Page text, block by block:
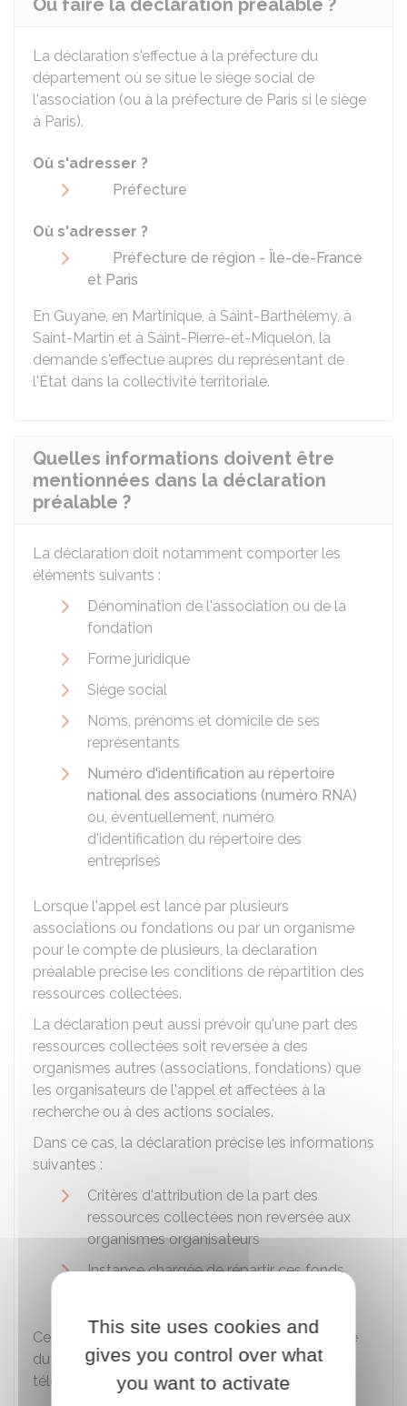
Où faire la déclaration préalable ?
La déclaration s'effectue à la préfecture du
département où se situe le siège social de
l'association (ou à la préfecture de Paris si le siège
à Paris).
Où s'adresser ?
Préfecture
Où s'adresser ?
Préfecture de région - Île-de-France
et Paris
En Guyane, en Martinique, à Saint-Barthélemy, à
Saint-Martin et à Saint-Pierre-et-Miquelon, la
demande s'effectue auprès du représentant de
l'État dans la collectivité territoriale.
Quelles informations doivent être
mentionnées dans la déclaration
préalable ?
La déclaration doit notamment comporter les
éléments suivants :
Dénomination de l'association ou de la
fondation
Forme juridique
Siège social
Noms, prénoms et domicile de ses
représentants
Numéro d'identification au répertoire
national des associations (numéro RNA)
ou, éventuellement, numéro
d'identification du répertoire des
entreprises
Lorsque l'appel est lancé par plusieurs
associations ou fondations ou par un organisme
pour le compte de plusieurs, la déclaration
préalable précise les conditions de répartition des
ressources collectées.
La déclaration peut aussi prévoir qu'une part des
ressources collectées soit reversée à des
organismes autres (associations, fondations) que
les organisateurs de l'appel et affectées à la
recherche ou à des actions sociales.
Dans ce cas, la déclaration précise les informations
suivantes :
Critères d'attribution de la part des
ressources collectées non reversée aux
organismes organisateurs
Instance chargée de répartir ces fonds
Ces informations sont portées à la connaissance
du public (par voie d'affichage, d'information
télévisée, par le biais d'internet...).
This site uses cookies and
gives you control over what
you want to activate